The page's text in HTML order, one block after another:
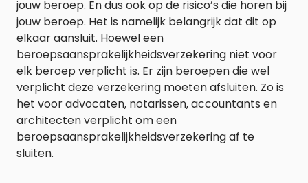
jouw beroep. En dus ook op de risico’s die horen bij
jouw beroep. Het is namelijk belangrijk dat dit op
elkaar aansluit. Hoewel een
beroepsaansprakelijkheidsverzekering niet voor
elk beroep verplicht is. Er zijn beroepen die wel
verplicht deze verzekering moeten afsluiten. Zo is
het voor advocaten, notarissen, accountants en
architecten verplicht om een
beroepsaansprakelijkheidsverzekering af te
sluiten.